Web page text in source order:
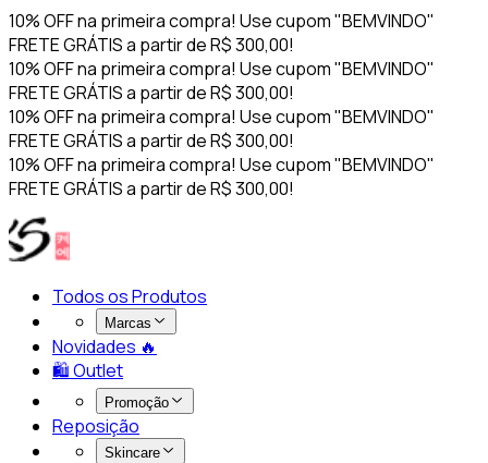
10% OFF na primeira compra! Use cupom "BEMVINDO"
FRETE GRÁTIS a partir de R$ 300,00!
10% OFF na primeira compra! Use cupom "BEMVINDO"
FRETE GRÁTIS a partir de R$ 300,00!
10% OFF na primeira compra! Use cupom "BEMVINDO"
FRETE GRÁTIS a partir de R$ 300,00!
10% OFF na primeira compra! Use cupom "BEMVINDO"
FRETE GRÁTIS a partir de R$ 300,00!
Todos os Produtos
Marcas
Novidades 🔥​
🛍️ Outlet
Promoção
Reposição
Skincare